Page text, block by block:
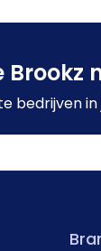
Brookz
bedrijven in